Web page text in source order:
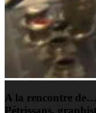
A la rencontre
Pétrissans,